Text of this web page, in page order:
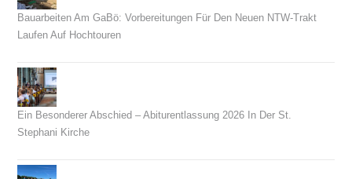
Bauarbeiten Am GaBö: Vorbereitungen Für Den Neuen NTW-Trakt
Laufen Auf Hochtouren
Ein Besonderer Abschied – Abiturentlassung 2026 In Der St.
Stephani Kirche